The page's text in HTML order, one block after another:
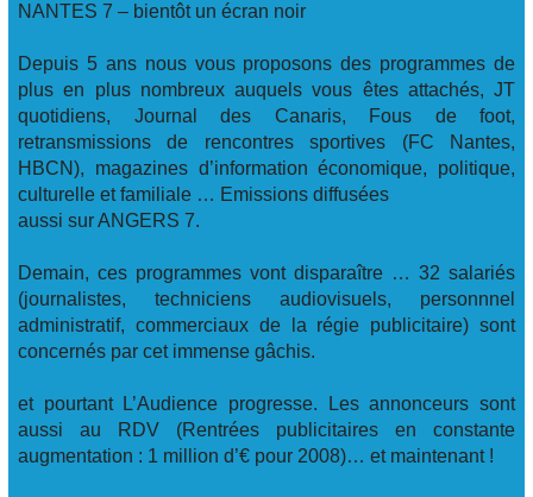
NANTES 7 – bientôt un écran noir
Depuis 5 ans nous vous proposons des programmes de
plus en plus nombreux auquels vous êtes attachés, JT
quotidiens, Journal des Canaris, Fous de foot,
retransmissions de rencontres sportives (FC Nantes,
HBCN), magazines d’information économique, politique,
culturelle et familiale … Emissions diffusées
aussi sur ANGERS 7.
Demain, ces programmes vont disparaître … 32 salariés
(journalistes, techniciens audiovisuels, personnnel
administratif, commerciaux de la régie publicitaire) sont
concernés par cet immense gâchis.
et pourtant L’Audience progresse. Les annonceurs sont
aussi au RDV (Rentrées publicitaires en constante
augmentation : 1 million d’€ pour 2008)… et maintenant !